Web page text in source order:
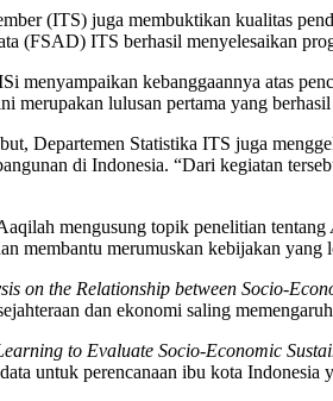
(ITS) juga membuktikan kualitas
(FSAD) ITS berhasil menyelesaikan
kebanggaannya atas
merupakan lulusan pertama yang
Departemen Statistika ITS juga
di Indonesia. “Dari kegiatan
mengusung topik penelitian tentang
membantu merumuskan kebijakan yang
on the Relationship between Socio-
dan ekonomi saling
to Evaluate Socio-Economic
untuk perencanaan ibu kota Indonesia